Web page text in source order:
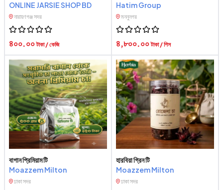
ONLINE JARSIE SHOP BD
নারায়ণগঞ্জ সদর
৪০০.০০টাকা / কেজি
Hatim Group
মননুনগর
৪,৮০০.০০টাকা / পিস
বাগান প্রিমিয়াম টি
Moazzem Milton
ঢাকা সদর
হারবিয়া গ্রিন টি
Moazzem Milton
ঢাকা সদর